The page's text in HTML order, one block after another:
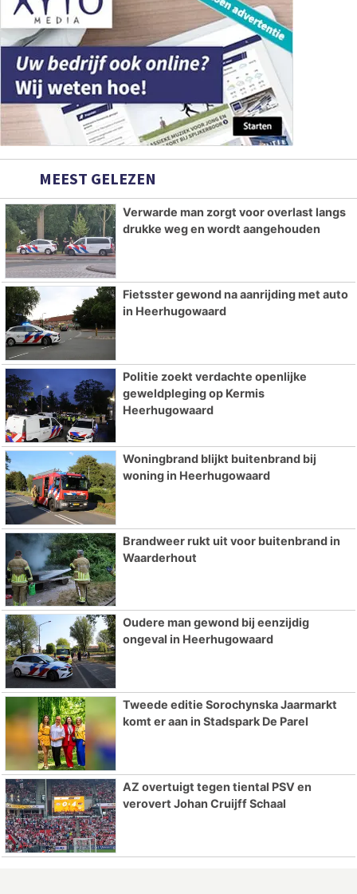
MEEST GELEZEN
Verwarde man zorgt voor overlast langs
drukke weg en wordt aangehouden
Fietsster gewond na aanrijding met auto
in Heerhugowaard
Politie zoekt verdachte openlijke
geweldpleging op Kermis
Heerhugowaard
Woningbrand blijkt buitenbrand bij
woning in Heerhugowaard
Brandweer rukt uit voor buitenbrand in
Waarderhout
Oudere man gewond bij eenzijdig
ongeval in Heerhugowaard
Tweede editie Sorochynska Jaarmarkt
komt er aan in Stadspark De Parel
AZ overtuigt tegen tiental PSV en
verovert Johan Cruijff Schaal